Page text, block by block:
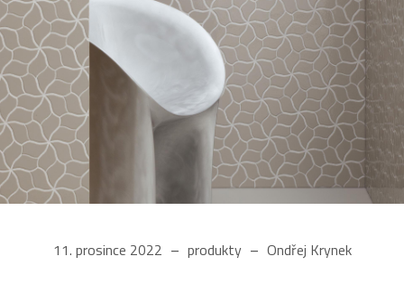
11. prosince 2022 produkty Ondřej Krynek